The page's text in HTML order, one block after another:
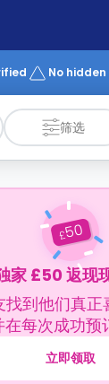
No
筛选
£50
家 £50 返现
到他们真正
每次成功预
立即领取